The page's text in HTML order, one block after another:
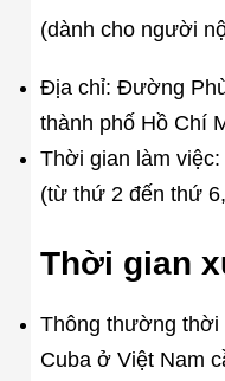
(dành cho người
Địa chỉ: Đường
thành phố Hồ Chí
Thời gian làm
(từ thứ 2 đến thứ
Thời gian
Thông thường
Cuba ở Việt Nam